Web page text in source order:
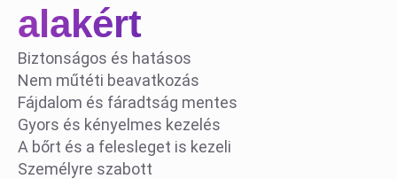
alakért
Biztonságos és hatásos
Nem műtéti beavatkozás
Fájdalom és fáradtság mentes
Gyors és kényelmes kezelés
A bőrt és a felesleget is kezeli
Személyre szabott